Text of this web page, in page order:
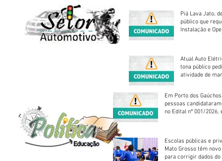
Piá Lava Jato,
público que
Instalação e
Atual Auto
tona público
atividade de
Em Porto dos
pessoas
no Edital nº 001/2026,
Escolas públicas e
Mato Grosso têm
para corrigir dados do